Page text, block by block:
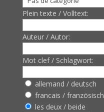
Plein texte / Volltext:
Auteur / Autor:
Mot clef / Schlagwort:
allemand / deutsch
francais / französisch
les deux / beide